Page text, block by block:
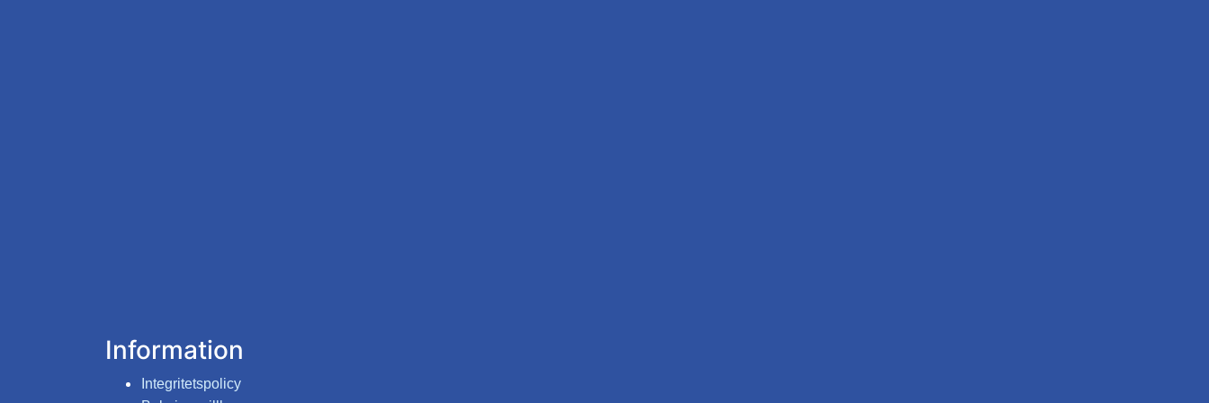
Information
Integritetspolicy